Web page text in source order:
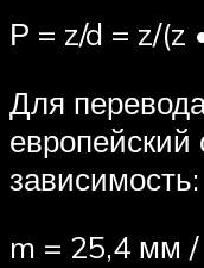
Р = z/d = z/(z
Для
европейский
зависимость:
m = 25,4 мм /